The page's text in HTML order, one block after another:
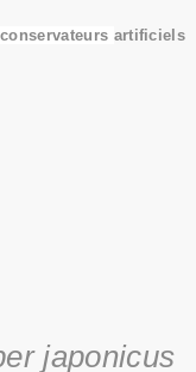
artificiels
japonicus